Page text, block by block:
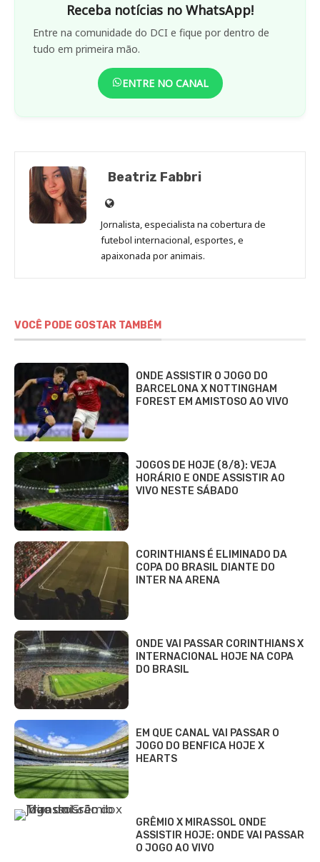
Receba notícias no WhatsApp!
Entre na comunidade do DCI e fique por dentro de
tudo em primeira mão.
ENTRE NO CANAL
Beatriz Fabbri
Site
de
Beatriz
Fabbri
Jornalista, especialista na cobertura de
futebol internacional, esportes, e
apaixonada por animais.
VOCÊ PODE GOSTAR TAMBÉM
ONDE ASSISTIR O JOGO DO
BARCELONA X NOTTINGHAM
FOREST EM AMISTOSO AO VIVO
JOGOS DE HOJE (8/8): VEJA
HORÁRIO E ONDE ASSISTIR AO
VIVO NESTE SÁBADO
CORINTHIANS É ELIMINADO DA
COPA DO BRASIL DIANTE DO
INTER NA ARENA
ONDE VAI PASSAR CORINTHIANS X
INTERNACIONAL HOJE NA COPA
DO BRASIL
EM QUE CANAL VAI PASSAR O
JOGO DO BENFICA HOJE X
HEARTS
GRÊMIO X MIRASSOL ONDE
ASSISTIR HOJE: ONDE VAI PASSAR
O JOGO AO VIVO